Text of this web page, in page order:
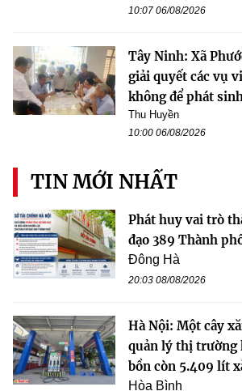
10:07 06/08/2026
Tây Ninh: Xã
giải quyết các vụ
không để phát
Thu Huyền
10:00 06/08/2026
TIN MỚI NHẤT
Phát huy vai trò
đạo 389 Thành
Đông Hà
20:03 08/08/2026
Hà Nội: Một cây
quản lý thị trường
bồn còn 5.409 lít
Hòa Bình